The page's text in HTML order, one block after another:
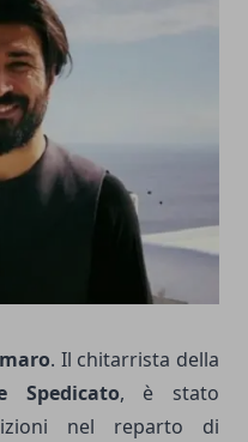
. Il chitarrista della
Spedicato, è stato
nel reparto di